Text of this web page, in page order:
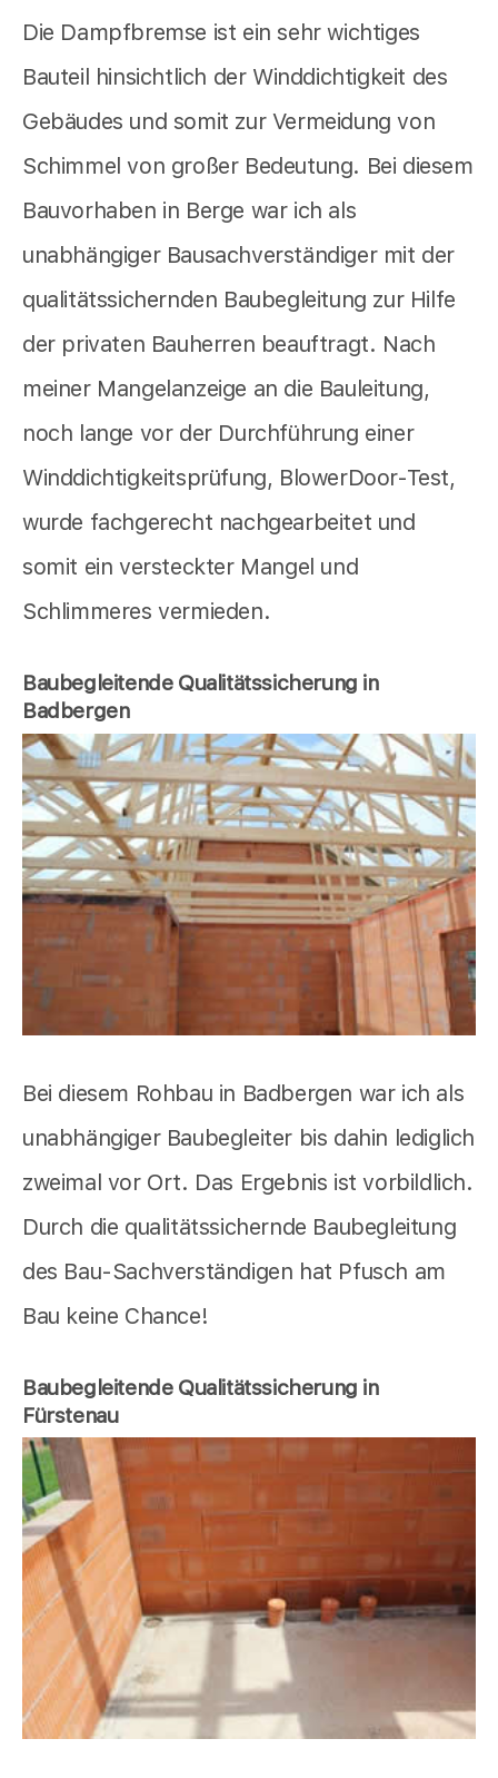
Die Dampfbremse ist ein sehr wichtiges
Bauteil hinsichtlich der Winddichtigkeit des
Gebäudes und somit zur Vermeidung von
Schimmel von großer Bedeutung. Bei diesem
Bauvorhaben in Berge war ich als
unabhängiger Bausachverständiger mit der
qualitätssichernden Baubegleitung zur Hilfe
der privaten Bauherren beauftragt. Nach
meiner Mangelanzeige an die Bauleitung,
noch lange vor der Durchführung einer
Winddichtigkeitsprüfung, BlowerDoor-Test,
wurde fachgerecht nachgearbeitet und
somit ein versteckter Mangel und
Schlimmeres vermieden.
Baubegleitende Qualitätssicherung in
Badbergen
Bei diesem Rohbau in Badbergen war ich als
unabhängiger Baubegleiter bis dahin lediglich
zweimal vor Ort. Das Ergebnis ist vorbildlich.
Durch die qualitätssichernde Baubegleitung
des Bau-Sachverständigen hat Pfusch am
Bau keine Chance!
Baubegleitende Qualitätssicherung in
Fürstenau